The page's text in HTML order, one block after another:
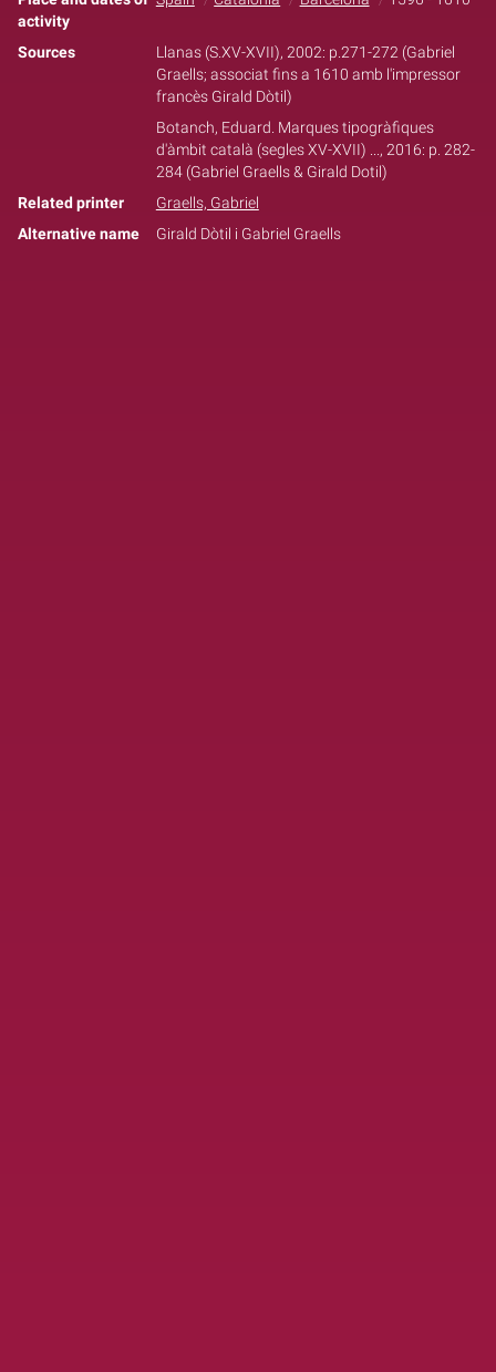
activity
Sources
Llanas (S.XV-XVII), 2002: p.271-272 (Gabriel
Graells; associat fins a 1610 amb l'impressor
francès Girald Dòtil)
Botanch, Eduard. Marques tipogràfiques
d'àmbit català (segles XV-XVII) ..., 2016: p. 282-
284 (Gabriel Graells & Girald Dotil)
Related printer
Graells, Gabriel
Alternative name
Girald Dòtil i Gabriel Graells